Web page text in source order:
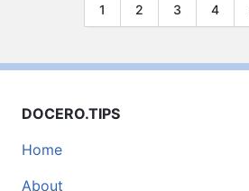
1 2 3 4
DOCERO.TIPS
Home
About